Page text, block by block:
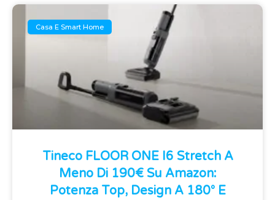
Casa E Smart Home
Tineco FLOOR ONE I6 Stretch A
Meno Di 190€ Su Amazon:
Potenza Top, Design A 180° E